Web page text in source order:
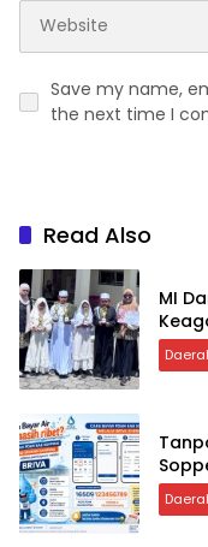
Save my name,
the next time I
Read Also
MI